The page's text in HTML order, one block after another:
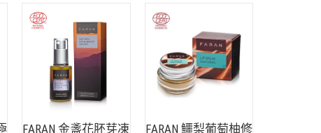
FARAN 金盞花胚芽凍 FARAN 鱷梨葡萄柚修